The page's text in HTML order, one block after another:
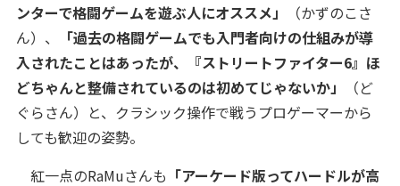
ンターで格闘ゲームを遊ぶ人にオススメ」
（かずのこさ
ん）、
「過去の格闘ゲームでも入門者向けの仕組みが導
入されたことはあったが、『ストリートファイター6』ほ
どちゃんと整備されているのは初めてじゃないか」
（ど
ぐらさん）と、クラシック操作で戦うプロゲーマーから
しても歓迎の姿勢。
紅一点のRaMuさんも 「アーケード版ってハードルが高